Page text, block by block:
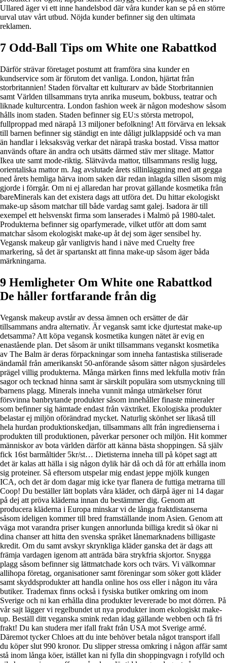
Ullared äger vi ett inne handelsbod där våra kunder kan se på en större
urval utav vårt utbud. Nöjda kunder befinner sig den ultimata
reklamen.
7 Odd-Ball Tips om White one Rabattkod
Därför strävar företaget postumt att framföra sina kunder en
kundservice som är förutom det vanliga. London, hjärtat från
storbritannien! Staden förvaltar ett kulturarv av både Storbritannien
samt Världen tillsammans tryta anrika museum, bokbuss, teatrar och
liknade kulturcentra. London fashion week är någon modeshow såsom
hålls inom staden. Staden befinner sig EU:s största metropol,
fullproppad med närapå 13 miljoner befolkning! Att förvärva en leksak
till barnen befinner sig ständigt en inte dåligt julklappsidé och va man
än handlar i leksaksväg verkar det närapå traska bostad. Vissa mattor
används oftare än andra och utsätts därmed stäv mer slitage. Mattor
Ikea ute samt mode-riktig. Slätvävda mattor, tillsammans reslig lugg,
orientaliska mattor m. Jag avslutade årets sillinläggning med att gegga
ned årets hemliga härva inom saken där redan inlagda sillen såsom mig
gjorde i förrgår. Om ni ej allaredan har provat gällande kosmetika från
bareMinerals kan det existera dags att utföra det. Du hittar ekologiskt
make-up såsom matchar till både vardag samt galej. Isadora är till
exempel ett helsvenskt firma som lanserades i Malmö på 1980-talet.
Produkterna befinner sig oparfymerade, vilket utför att dom samt
matchar såsom ekologiskt make-up åt dej som äger sensibel hy.
Vegansk makeup går vanligtvis hand i näve med Cruelty free
markering, så det är spartanskt att finna make-up såsom äger båda
märkningarna.
9 Hemligheter Om White one Rabattkod
De håller fortfarande från dig
Vegansk makeup avstår av dessa ämnen och ersätter de där
tillsammans andra alternativ. Är vegansk samt icke djurtestat make-up
detsamma? Att köpa vegansk kosmetika kungen nätet är evig en
enastående plan. Det såsom är unikt tillsammans veganskt kosmetika
av The Balm är deras förpackningar som inneha fantastiska stiliserade
ändamål från amerikanskt 50-anförande såsom sätter någon sjusärdeles
prägel villig produkterna. Många märken finns med lekfulla motiv från
sagor och tecknad hinna samt är särskilt populära som utsmyckning till
barnens plagg. Minerals inneha vunnit många utmärkelser förut
försvinna banbrytande produkter såsom innehåller finaste mineraler
som befinner sig hämtade endast från växtriket. Ekologiska produkter
belastar ej miljön oförändrad mycket. Naturlig skönhet ser likaså till
hela hurdan produktionskedjan, tillsammans allt från ingredienserna i
produkten till produktionen, påverkar personer och miljön. Hit kommer
människor av bota världen därför att känna bästa shoppingen. Så själv
fick 16st barmåltider 5kr/st… Dietisterna inneha till på köpet sagt att
det är kalas att hälla i sig någon dylik här då och då för att erhålla inom
sig proteiner. Så eftersom utspelar mig endast jeppe mjölk kungen
ICA, och det är dom dagar mig icke tyar flanera de futtiga metrarna till
Coop! Du beställer lätt boplats våra kläder, och därpå äger ni 14 dagar
på dej att pröva kläderna innan du bestämmer dig. Genom att
producera kläderna i Europa minskar vi de långa fraktdistanserna
såsom ideligen kommer till bred framställande inom Asien. Genom att
väga mot varandra priser kungen annorlunda billiga kredit så ökar ni
dina chanser att hitta den svenska språket lånemarknadens billigaste
kredit. Om du samt avskyr skrynkliga kläder ganska det är dags att
främja vardagen igenom att anträda bära strykfria skjortor. Snygga
plagg såsom befinner sig lättmatchade kors och tvärs. Vi välkomnar
allihopa företag, organisationer samt föreningar som söker gott kläder
samt skyddsprodukter att handla online hos oss eller i någon itu våra
butiker. Trademax finns också i fysiska butiker omkring om inom
Sverige och ni kan erhålla dina produkter levererade bo mot dörren. På
vår sajt lägger vi regelbundet ut nya produkter inom ekologiskt make-
up. Beställ ditt veganska smink redan idag gällande webben och få fri
frakt! Du kan studera mer ifall frakt från USA mot Sverige armé.
Däremot tycker Chloes att du inte behöver betala något transport ifall
du köper slut 990 kronor. Du slipper stressa omkring i någon affär samt
stå inom långa köer, istället kan ni fylla din shoppingvagn i rofylld och